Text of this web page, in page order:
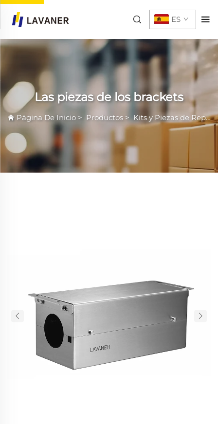
ES
Las piezas de los brackets
Página De Inicio > Productos > Kits y Piezas de Repuesto